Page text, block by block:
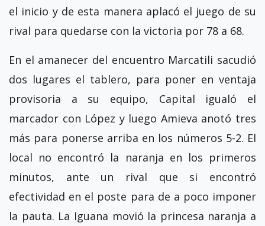
el inicio y de esta manera aplacó el juego de su
rival para quedarse con la victoria por 78 a 68.
En el amanecer del encuentro Marcatili sacudió
dos lugares el tablero, para poner en ventaja
provisoria a su equipo, Capital igualó el
marcador con López y luego Amieva anotó tres
más para ponerse arriba en los números 5-2. El
local no encontró la naranja en los primeros
minutos, ante un rival que si encontró
efectividad en el poste para de a poco imponer
la pauta. La Iguana movió la princesa naranja a